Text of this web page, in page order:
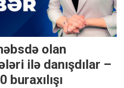
olan
ilə danışdılar –